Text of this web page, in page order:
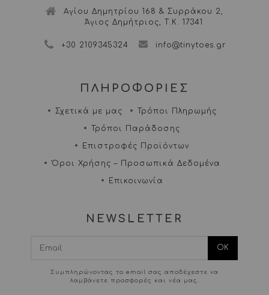
Αγίου Δημητρίου 168 & Συρράκου 2,
Άγιος Δημήτριος, Τ.Κ. 17341
+30 2109345324 info@tinytoes.gr
ΠΛΗΡΟΦΟΡΙΕΣ
Σχετικά με μας Τρόποι Πληρωμής
Τρόποι Παράδοσης
Επιστροφές Προϊόντων
Όροι Χρήσης – Προσωπικά Δεδομένα
Επικοινωνία
NEWSLETTER
Συμπληρώνοντας το email σας αποδέχεστε να
λαμβάνετε προσφορές και νέα μας.